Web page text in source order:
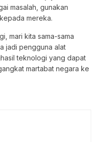
masalah, gunakan
mereka.
mari kita sama-sama
jadi pengguna alat
teknologi yang dapat
martabat negara ke